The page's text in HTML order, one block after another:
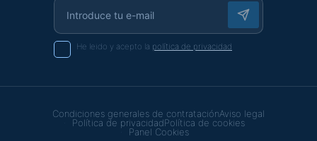
He leido y acepto la política de privacidad
Condiciones generales de contrataciónAviso legal
Política de privacidadPolítica de cookies
Panel Cookies